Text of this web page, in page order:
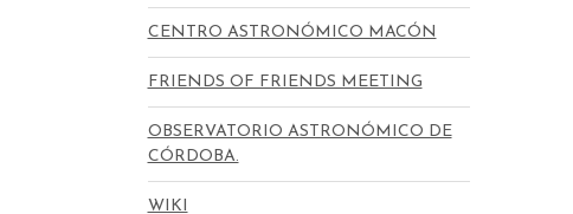
CENTRO ASTRONÓMICO MACÓN
FRIENDS OF FRIENDS MEETING
OBSERVATORIO ASTRONÓMICO DE
CÓRDOBA.
WIKI